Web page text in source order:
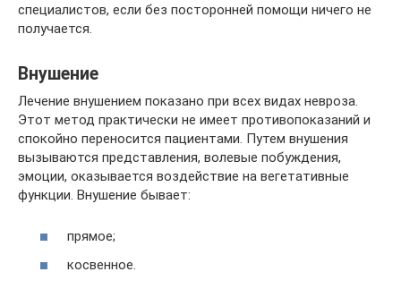
специалистов, если без посторонней помощи ничего не
получается.
Внушение
Лечение внушением показано при всех видах невроза.
Этот метод практически не имеет противопоказаний и
спокойно переносится пациентами. Путем внушения
вызываются представления, волевые побуждения,
эмоции, оказывается воздействие на вегетативные
функции. Внушение бывает:
прямое;
косвенное.